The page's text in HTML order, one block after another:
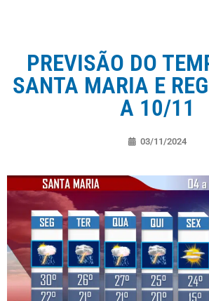
PREVISÃO DO
SANTA MARIA E
A 10/11
03/11/2024